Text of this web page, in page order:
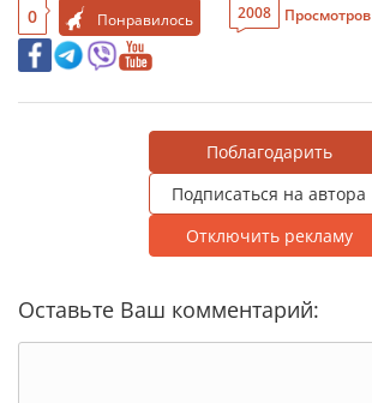
0 Понравилось 2008 Просмотров
Поблагодарить
Подписаться на автора
Отключить рекламу
Оставьте Ваш комментарий: